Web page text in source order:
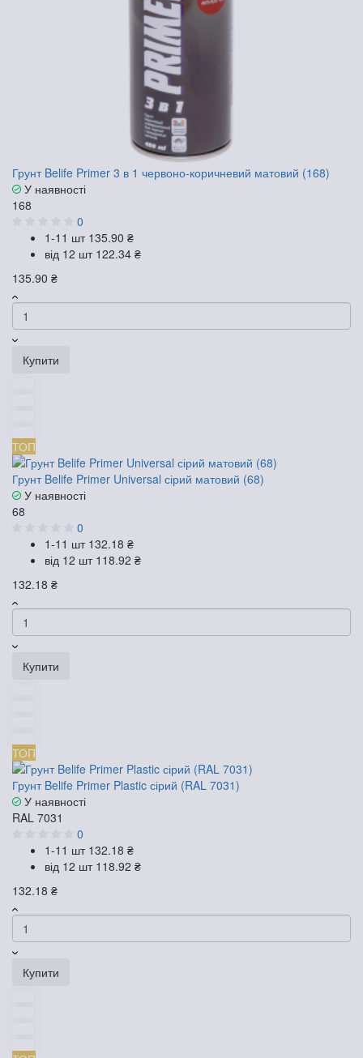
Грунт Belife Primer 3 в 1 червоно-коричневий матовий (168)
У наявності
168
0
1-11 шт 135.90 ₴
від 12 шт 122.34 ₴
135.90 ₴
Купити
ТОП
Грунт Belife Primer Universal сірий матовий (68)
У наявності
68
0
1-11 шт 132.18 ₴
від 12 шт 118.92 ₴
132.18 ₴
Купити
ТОП
Грунт Belife Primer Plastic сірий (RAL 7031)
У наявності
RAL 7031
0
1-11 шт 132.18 ₴
від 12 шт 118.92 ₴
132.18 ₴
Купити